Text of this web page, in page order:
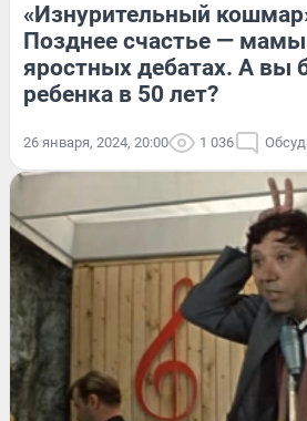
«Изнурительный
Позднее счастье —
яростных дебатах. А вы
ребенка в 50 лет?
26 января, 2024, 20:00 1 036